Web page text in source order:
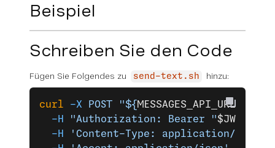
Beispiel
Schreiben Sie den Code
Fügen Sie Folgendes zu send-text.sh hinzu:
curl -X POST "${ MESSAGES_API_URL
  -H
"Authorization: Bearer "$JWT
  -H
'Content-Type: application/json'